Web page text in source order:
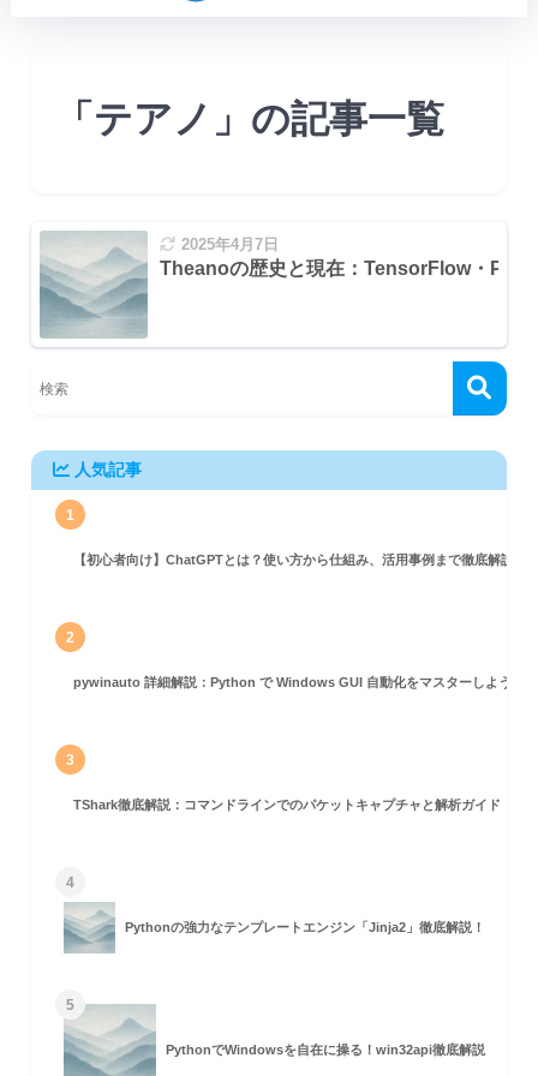
「テアノ」の記事一覧
2025年4月7日
Theanoの歴史と現在：TensorFlow・
人気記事
1
【初心者向け】ChatGPTとは？使い方から仕組み、活用事例まで徹底解説
2
pywinauto 詳細解説：Python で Windows GUI 自動化をマスターしよう！
3
TShark徹底解説：コマンドラインでのパケットキャプチャと解析ガイド
4
Pythonの強力なテンプレートエンジン「Jinja2」徹底解説！
5
PythonでWindowsを自在に操る！win32api徹底解説